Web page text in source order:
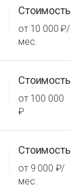
Стоимость
от 10 000 ₽/
мес.
Стоимость
от 100 000
₽
Стоимость
от 9 000 ₽/
мес.